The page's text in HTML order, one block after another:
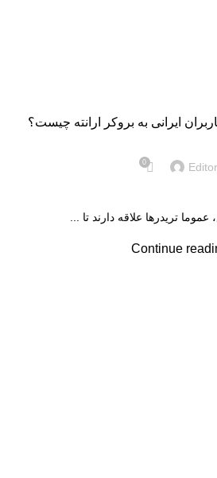
ایرانی به بروکر ارانته چیست؟
0
تریدرها علاقه دارند تا ...
Continue